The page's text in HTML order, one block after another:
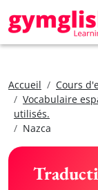
Accueil
Cours
Vocabulaire
utilisés.
Nazca